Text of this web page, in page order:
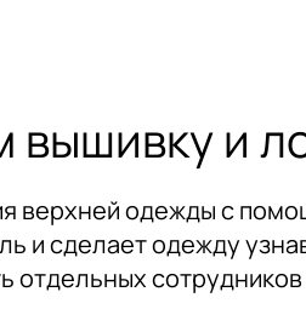
вышивку и
верхней одежды с
и сделает одежду
отдельных сотрудников